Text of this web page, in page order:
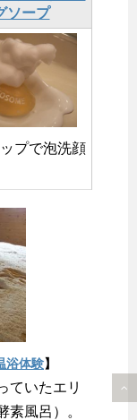
ソープ
プで泡洗顔
浴体験】
ていたエリ
素風呂）。